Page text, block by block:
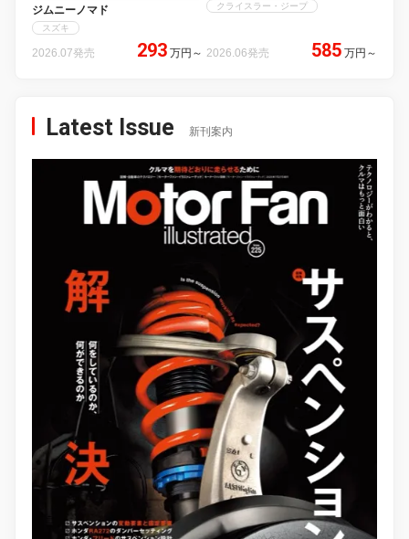
ジムニーノマド
スズキ
2026.07発売 293 万円 ～
クライスラー・ジープ
2026.06発売 585 万円 ～
Latest Issue 新刊案内